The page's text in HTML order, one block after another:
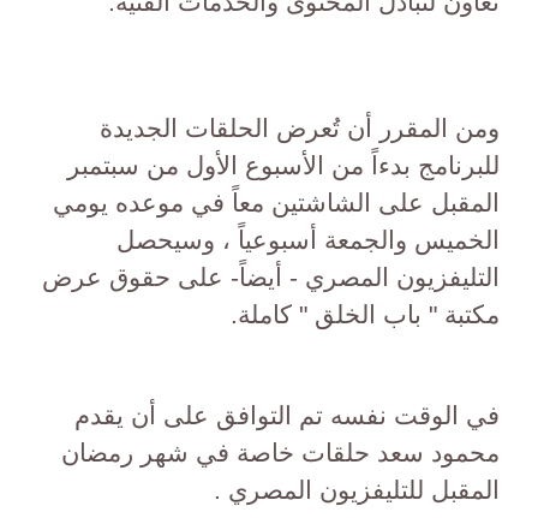
ومن المقرر أن تُعرض الحلقات الجديدة
للبرنامج بدءاً من الأسبوع الأول من سبتمبر
المقبل على الشاشتين معاً في موعده يومي
الخميس والجمعة أسبوعياً ، وسيحصل
التليفزيون المصري - أيضاً- على حقوق عرض
مكتبة " باب الخلق " كاملة.
في الوقت نفسه تم التوافق على أن يقدم
محمود سعد حلقات خاصة في شهر رمضان
المقبل للتليفزيون المصري .